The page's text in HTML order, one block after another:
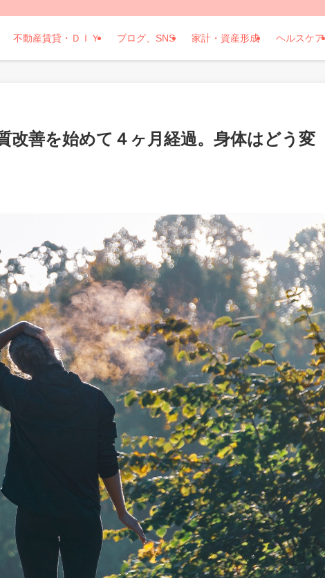
不動産賃貸・ＤＩＹ ブログ、SNS 家計・資産形成 ヘルスケア
改善を始めて４ヶ月経過。身体はどう変